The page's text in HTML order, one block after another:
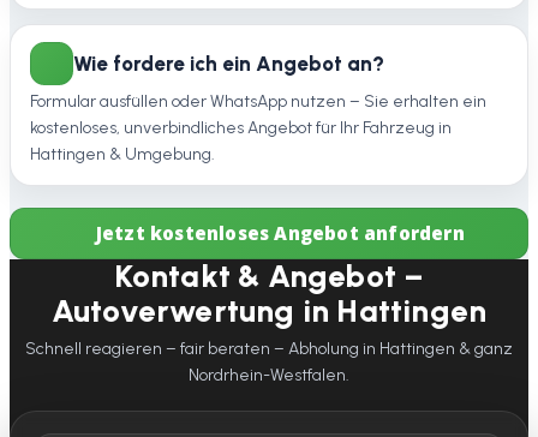
Wie fordere ich ein Angebot an?
Formular ausfüllen oder WhatsApp nutzen – Sie erhalten ein
kostenloses, unverbindliches Angebot für Ihr Fahrzeug in
Hattingen & Umgebung.
Jetzt kostenloses Angebot anfordern
Kontakt & Angebot –
Autoverwertung in Hattingen
Schnell reagieren – fair beraten – Abholung in Hattingen & ganz
Nordrhein-Westfalen.